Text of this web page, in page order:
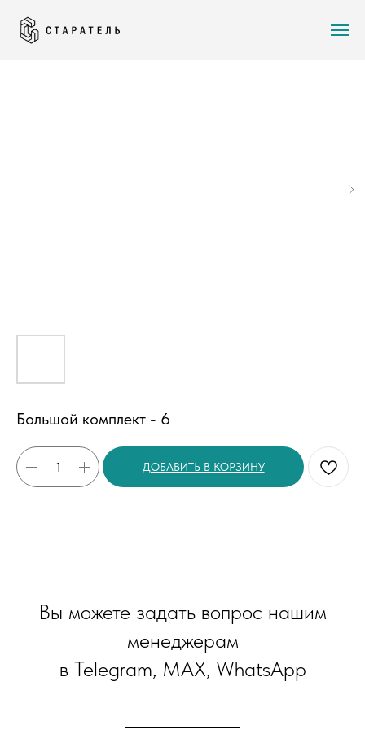
Большой комплект - 6
ДОБАВИТЬ В КОРЗИНУ
Вы можете задать вопрос нашим
менеджерам
в Telegram, MAX, WhatsApp